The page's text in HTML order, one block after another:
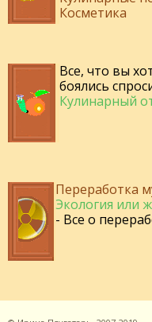
Косметика
Все, что вы
боялись
Кулинарный
Переработка
Экология или
- Все о